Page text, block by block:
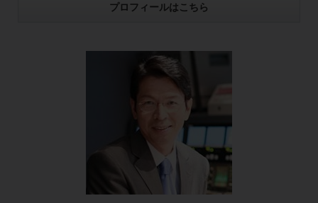
プロフィールはこちら